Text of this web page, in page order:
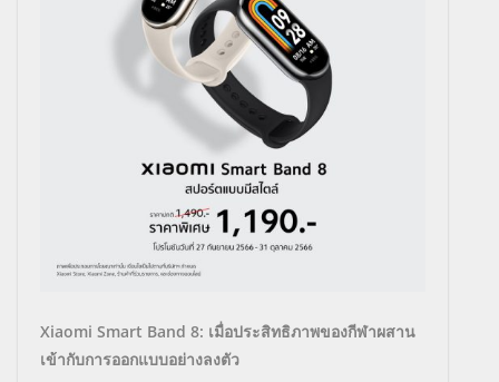
Xiaomi Smart Band 8: เมื่อประสิทธิภาพของกีฬาผสาน
เข้ากับการออกแบบอย่างลงตัว